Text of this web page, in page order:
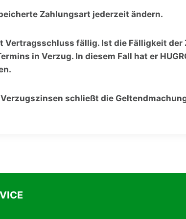
Zahlungsart jederzeit ändern.
fällig. Ist die Fälligkeit der
in Verzug. In diesem Fall hat er
schließt die